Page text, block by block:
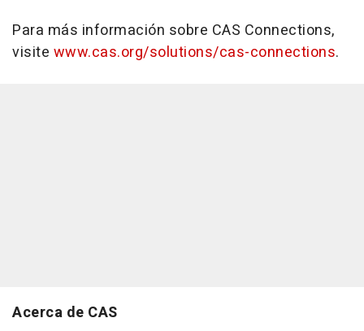
Para más información sobre CAS Connections,
visite www.cas.org/solutions/cas-connections.
Acerca de CAS